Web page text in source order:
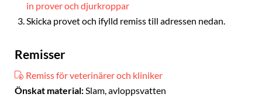
in prover och djurkroppar
Skicka provet och ifylld remiss till adressen nedan.
Remisser
Remiss för veterinärer och kliniker
Önskat material:Slam, avloppsvatten